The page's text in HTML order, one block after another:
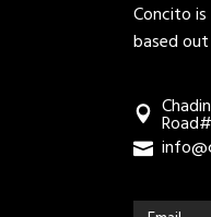
Concito
based